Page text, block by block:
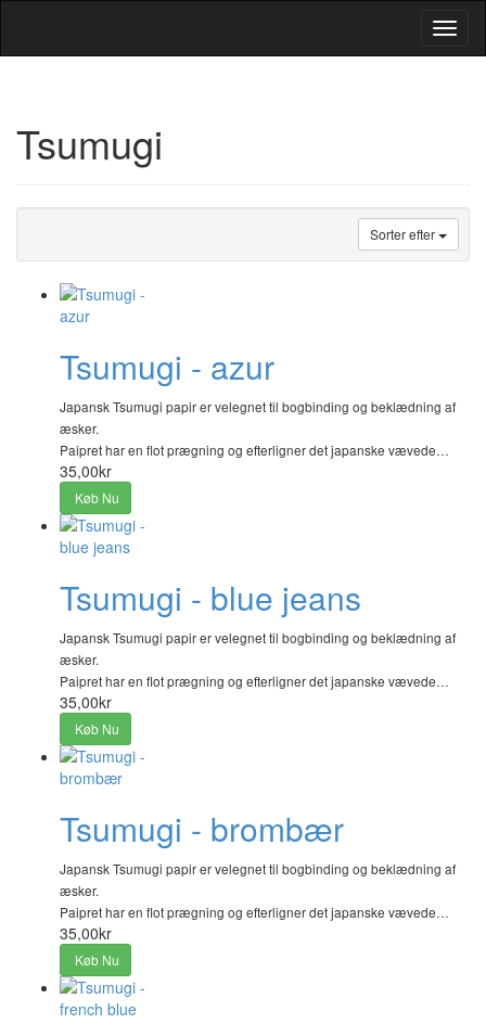
Tsumugi
Sorter efter
Tsumugi - azur
Japansk Tsumugi papir er velegnet til bogbinding og beklædning af
æsker.
Paipret har en flot prægning og efterligner det japanske vævede…
35,00kr
Køb Nu
Tsumugi - blue jeans
Japansk Tsumugi papir er velegnet til bogbinding og beklædning af
æsker.
Paipret har en flot prægning og efterligner det japanske vævede…
35,00kr
Køb Nu
Tsumugi - brombær
Japansk Tsumugi papir er velegnet til bogbinding og beklædning af
æsker.
Paipret har en flot prægning og efterligner det japanske vævede…
35,00kr
Køb Nu